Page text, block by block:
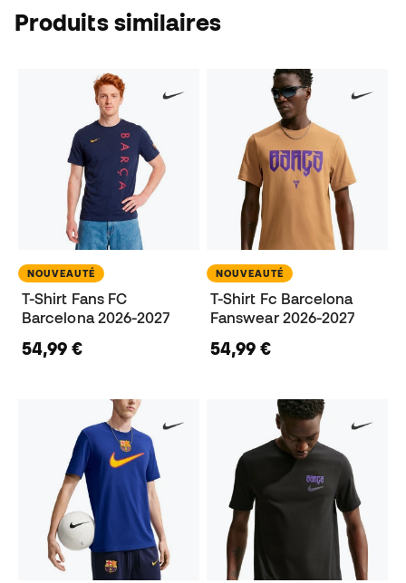
Produits similaires
NOUVEAUTÉ
T-Shirt Fans FC
Barcelona 2026-2027
54,99 €
NOUVEAUTÉ
T-Shirt Fc Barcelona
Fanswear 2026-2027
54,99 €